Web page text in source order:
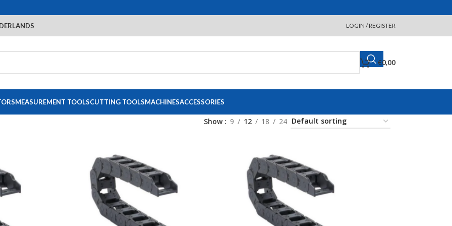
LOGIN / REGISTER
€0,00
MEASUREMENT TOOLSCUTTING TOOLSMACHINESACCESSORIES
Show 9 12 18 24